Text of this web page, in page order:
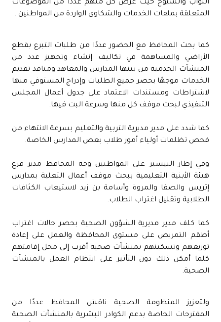
النواب والشيوخ حيث عرض كل منهم عددًا من الموضوعات
المتعلقة بملفات الخدمات والشكاوى الواردة من المواطنين .
كما بحث المحافظ مع الحضور عددًا من طلبات التبرع بقطع
الأراضي والمساهمة في تكاليف إنشاء وتجهيز عدد من
المنشآت الخدمية من بينها المدارس والمعاهد ومنافذ تقديم
الخدمات موجهًا بحصر جميع الطلبات وإدراج المستوفي منها
لاشتراطات ومستندات الاعتماد على جدول أعمال المجلس
التنفيذي لبحث موقف كل منها وسرعة البت فيها.
كما شدد على مدير مديرية التربية والتعليم بسرعة الانتهاء من
فحص تظلمات أولياء أمور طلاب بعض المدارس الخاصة.
وفي إطار التيسير على المواطنين وجه المحافظ مدير فرع
هيئة الأبنية التعليمية ببحث موقف أعمال التعلية بمدارس
إتريس والصفا والمروة وأسامة بن زيد لاستيعاب الكثافات
الطلابية وتقليل اغتراب الطلاب.
كما كلف مدير مديرية الشؤون الصحية بحصر حالات اغتراب
أطقم التمريض على مستوى المحافظة والعمل على إعادة
توزيعهم وتسكينهم بمنشآت صحية أقرب إلى محل إقامتهم
كلما أمكن ذلك دون التأثير على انتظام العمل بالمنشآت
الصحية.
ولتعزيز المنظومة الصحية ناقش المحافظ عددًا من
المقترحات الخاصة بدعم الكوادر البشرية بالمنشآت الصحية